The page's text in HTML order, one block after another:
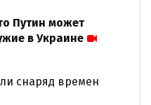
Путин может
в Украине
снаряд времен